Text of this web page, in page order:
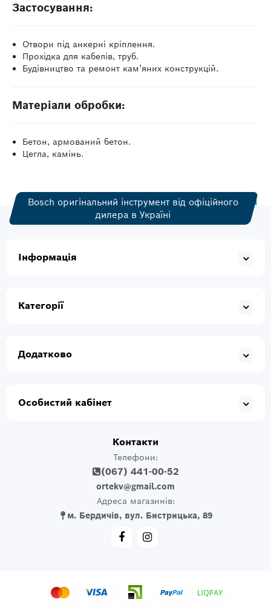
Застосування:
Отвори під анкерні кріплення.
Прохідка для кабелів, труб.
Будівництво та ремонт кам’яних конструкцій.
Матеріали обробки:
Бетон, армований бетон.
Цегла, камінь.
Bosch оригінальний інструмент від офіційного
дилера в Україні
Інформація
Категорії
Додатково
Особистий кабінет
Контакти
Телефони:
(067) 441-00-52
ortekv@gmail.com
Адреса магазинів:
м. Бердичів, вул. Бистрицька, 89